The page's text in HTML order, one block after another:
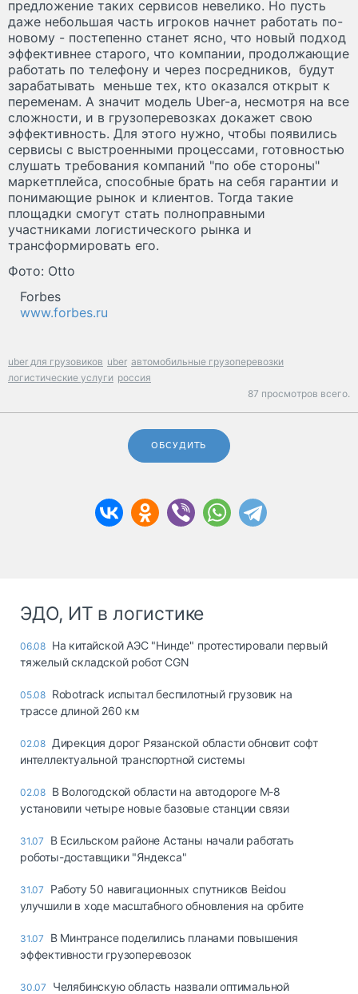
предложение таких сервисов невелико. Но пусть
даже небольшая часть игроков начнет работать по-
новому - постепенно станет ясно, что новый подход
эффективнее старого, что компании, продолжающие
работать по телефону и через посредников, будут
зарабатывать меньше тех, кто оказался открыт к
переменам. А значит модель Uber-a, несмотря на все
сложности, и в грузоперевозках докажет свою
эффективность. Для этого нужно, чтобы появились
сервисы с выстроенными процессами, готовностью
слушать требования компаний "по обе стороны"
маркетплейса, способные брать на себя гарантии и
понимающие рынок и клиентов. Тогда такие
площадки смогут стать полноправными
участниками логистического рынка и
трансформировать его.
Фото: Otto
Forbes
www.forbes.ru
uber для грузовиков uber автомобильные грузоперевозки
логистические услуги россия
87 просмотров всего.
ОБСУДИТЬ
ЭДО, ИТ в логистике
06.08 На китайской АЭС "Нинде" протестировали первый
тяжелый складской робот CGN
05.08 Robotrack испытал беспилотный грузовик на
трассе длиной 260 км
02.08 Дирекция дорог Рязанской области обновит софт
интеллектуальной транспортной системы
02.08 В Вологодской области на автодороге М-8
установили четыре новые базовые станции связи
31.07
В Есильском районе Астаны начали работать
роботы-доставщики "Яндекса"
31.07
Работу 50 навигационных спутников Beidou
улучшили в ходе масштабного обновления на орбите
31.07
В Минтрансе поделились планами повышения
эффективности грузоперевозок
30.07
Челябинскую область назвали оптимальной